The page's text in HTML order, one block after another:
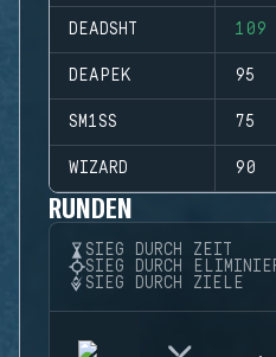
DEADSHT 109
DEAPEK 95
SM1SS 75
WIZARD 90
RUNDEN
SIEG DURCH ZEIT
SIEG DURCH
SIEG DURCH ZIELE